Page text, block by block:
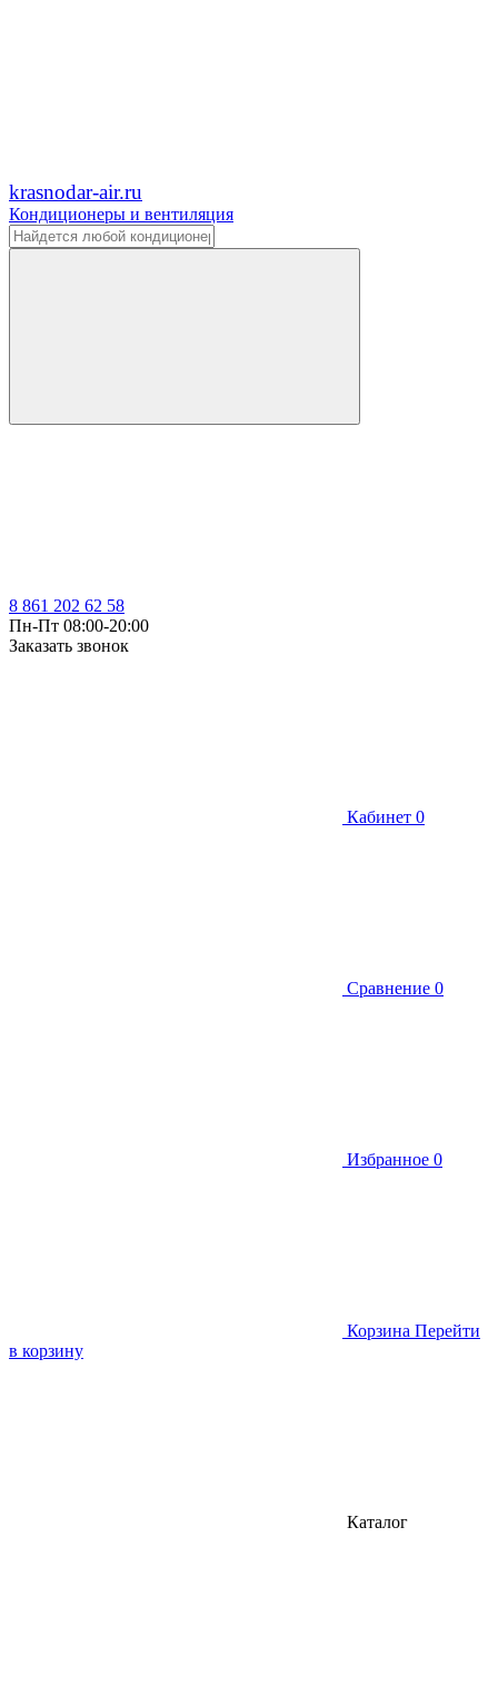
krasnodar-air.ru
Кондиционеры и вентиляция
8 861 202 62 58
Пн-Пт 08:00-20:00
Заказать звонок
Кабинет 0
Сравнение 0
Избранное 0
Корзина Перейти
в корзину
Каталог